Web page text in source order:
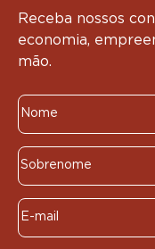
Receba nossos
economia,
mão.